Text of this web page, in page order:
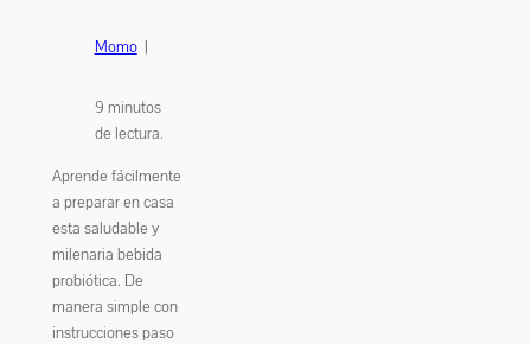
Momo |
9 minutos
de lectura.
Aprende fácilmente
a preparar en casa
esta saludable y
milenaria bebida
probiótica. De
manera simple con
instrucciones paso